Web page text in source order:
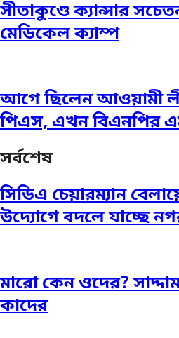
সীতাকুণ্ডে ক্যান্সার
মেডিকেল ক্যাম্প
আগে ছিলেন আওয়ামী
পিএস, এখন বিএনপির
সর্বশেষ
সিডিএ চেয়ারম্যান
উদ্যোগে বদলে যাচ্ছে
মারো কেন ওদের?
কাদের